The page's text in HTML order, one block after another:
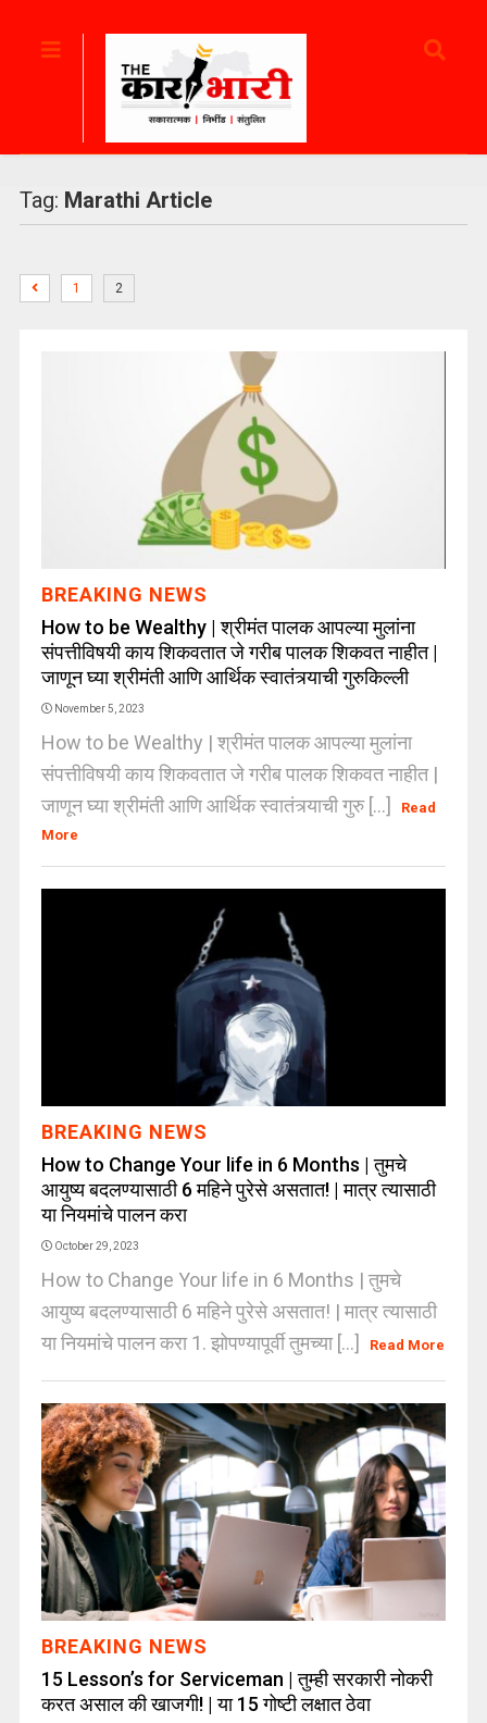
Tag: Marathi Article
1 2
BREAKING NEWS
How to be Wealthy | श्रीमंत पालक आपल्या मुलांना
संपत्तीविषयी काय शिकवतात जे गरीब पालक शिकवत नाहीत |
जाणून घ्या श्रीमंती आणि आर्थिक स्वातंत्र्याची गुरुकिल्ली
November 5, 2023
How to be Wealthy | श्रीमंत पालक आपल्या मुलांना
संपत्तीविषयी काय शिकवतात जे गरीब पालक शिकवत नाहीत |
जाणून घ्या श्रीमंती आणि आर्थिक स्वातंत्र्याची गुरु [...]
Read
More
BREAKING NEWS
How to Change Your life in 6 Months | तुमचे
आयुष्य बदलण्यासाठी 6 महिने पुरेसे असतात! | मात्र त्यासाठी
या नियमांचे पालन करा
October 29, 2023
How to Change Your life in 6 Months | तुमचे
आयुष्य बदलण्यासाठी 6 महिने पुरेसे असतात! | मात्र त्यासाठी
या नियमांचे पालन करा 1. झोपण्यापूर्वी तुमच्या [...]
Read More
BREAKING NEWS
15 Lesson’s for Serviceman | तुम्ही सरकारी नोकरी
करत असाल की खाजगी! | या 15 गोष्टी लक्षात ठेवा